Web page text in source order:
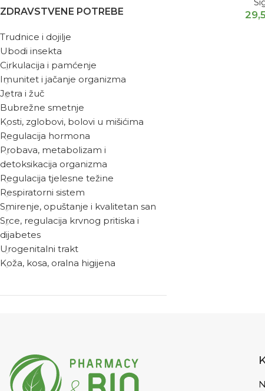
ZDRAVSTVENE POTREBE
Trudnice i dojilje
Ubodi insekta
Cirkulacija i pamćenje
Imunitet i jačanje organizma
Jetra i žuč
Bubrežne smetnje
Kosti, zglobovi, bolovi u mišićima
Regulacija hormona
Probava, metabolizam i
detoksikacija organizma
Regulacija tjelesne težine
Respiratorni sistem
Smirenje, opuštanje i kvalitetan san
Srce, regulacija krvnog pritiska i
dijabetes
Urogenitalni trakt
Koža, kosa, oralna higijena